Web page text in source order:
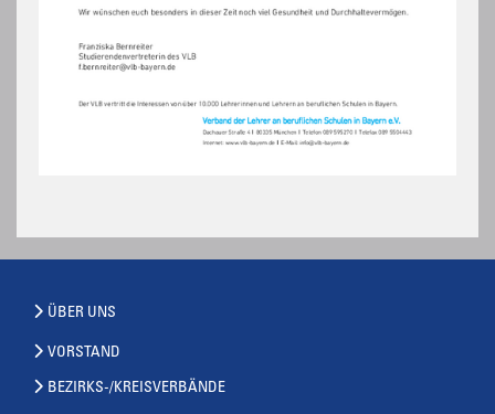
ÜBER UNS
VORSTAND
BEZIRKS-/KREISVERBÄNDE